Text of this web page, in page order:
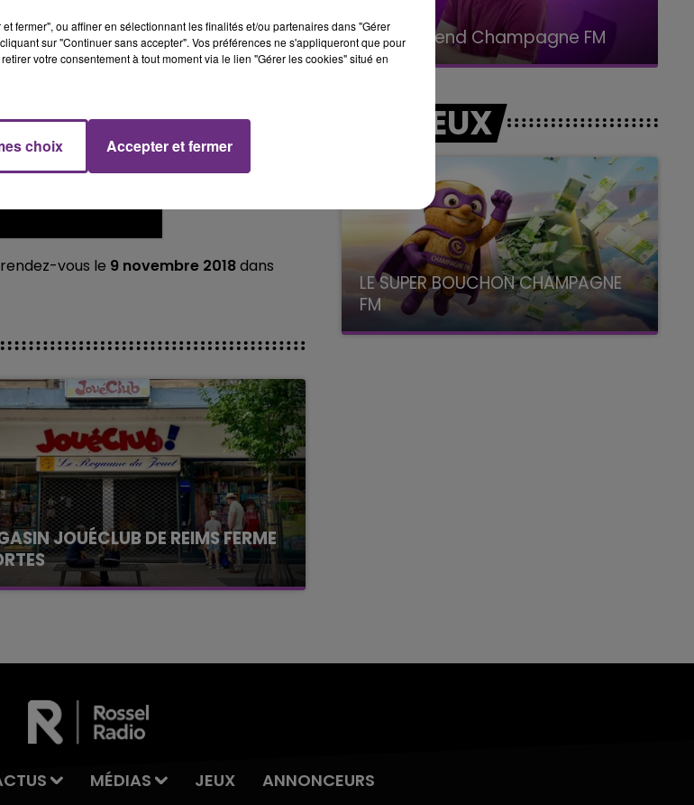
vous le 9 novembre 2018dans
JOUÉCLUB DE REIMS FERME
des institutions du centre-ville
7h00 - 11h00
BEST OF
11h00 - 16h00
Le week-end Champagne FM
LES JEUX
LE SUPER BOUCHON CHAMPAGNE
FM
avec La Famille Champagne FM, à 8H10
MÉDIAS JEUX ANNONCEURS
fermer", ou affiner en sélectionnant les finalités et/ou partenaires dans "Gérer
sur "Continuer sans accepter". Vos préférences ne s'appliqueront que pour
votre consentement à tout moment via le lien "Gérer les cookies" situé en
choix Accepter et fermer